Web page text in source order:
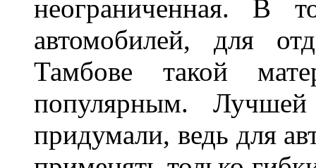
неограниченная.
автомобилей, для
Тамбове такой
популярным.
придумали, ведь для